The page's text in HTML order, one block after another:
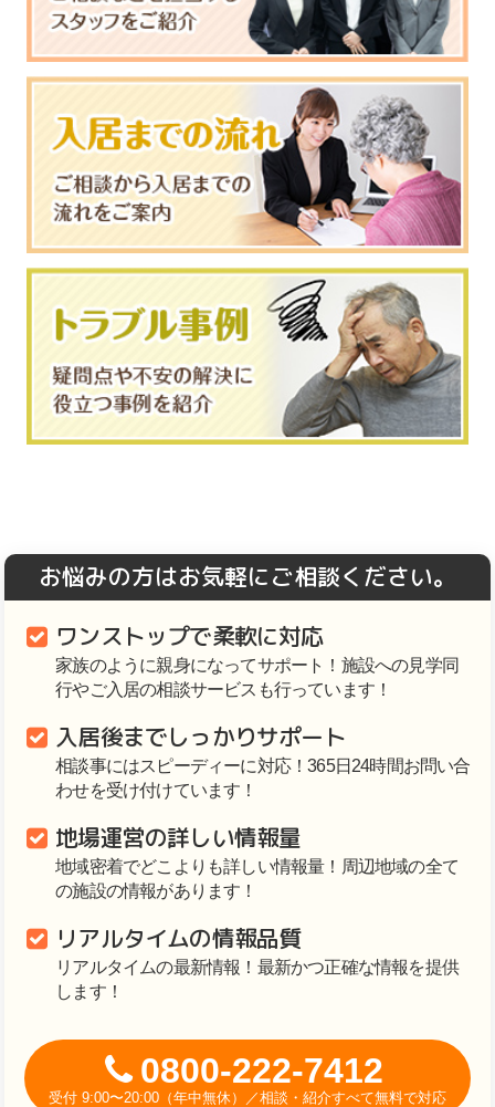
お悩みの方はお気軽にご相談ください。
ワンストップで柔軟に対応
家族のように親身になってサポート！施設への見学同
行やご入居の相談サービスも行っています！
入居後までしっかりサポート
相談事にはスピーディーに対応！365日24時間お問い合
わせを受け付けています！
地場運営の詳しい情報量
地域密着でどこよりも詳しい情報量！周辺地域の全て
の施設の情報があります！
リアルタイムの情報品質
リアルタイムの最新情報！最新かつ正確な情報を提供
します！
0800-222-7412
受付 9:00〜20:00（年中無休）／相談・紹介すべて無料で対応